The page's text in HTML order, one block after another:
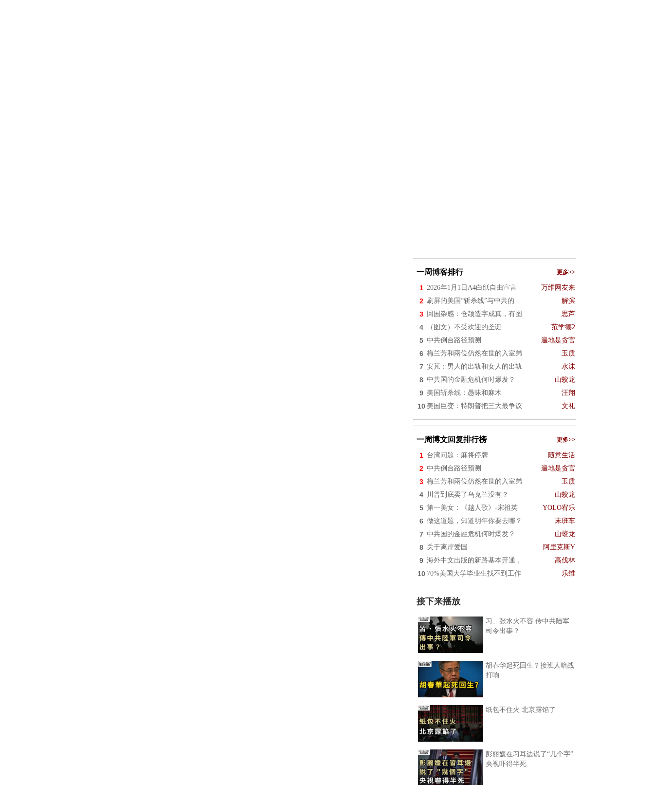
一周博客排行 更多>>
1 2026年1月1日A4白纸自由宣言 万维网友来
2 刷屏的美国“斩杀线”与中共的 解滨
3 回国杂感：仓颉造字成真，有图 思芦
4 （图文）不受欢迎的圣诞 范学德2
5 中共倒台路径预测 遍地是贪官
6 梅兰芳和兩位仍然在世的入室弟 玉质
7 安芃：男人的出轨和女人的出轨 水沫
8 中共国的金融危机何时爆发？ 山蛟龙
9 美国斩杀线：愚昧和麻木 汪翔
10 美国巨变：特朗普把三大最争议 文礼
一周博文回复排行榜 更多>>
1 台湾问题：麻将停牌 随意生活
2 中共倒台路径预测 遍地是贪官
3 梅兰芳和兩位仍然在世的入室弟 玉质
4 川普到底卖了乌克兰没有？ 山蛟龙
5 第一美女：《越人歌》-宋祖英 YOLO宥乐
6 做这道题，知道明年你要去哪？ 末班车
7 中共国的金融危机何时爆发？ 山蛟龙
8 关于离岸爱国 阿里克斯Y
9 海外中文出版的新路基本开通， 高伐林
10 70%美国大学毕业生找不到工作 乐维
接下来播放
习、张水火不容 传中共陆军
司令出事？
胡春华起死回生？接班人暗战
打响
纸包不住火 北京露馅了
彭丽媛在习耳边说了“几个字”
央视吓得半死